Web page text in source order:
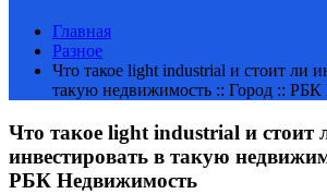
Главная
Разное
Что такое light industrial и стоит ли
такую недвижимость :: Город ::
Что такое light industrial и стоит
инвестировать в такую
РБК Недвижимость